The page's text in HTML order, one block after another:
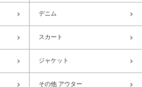
デニム
スカート
ジャケット
その他 アウター